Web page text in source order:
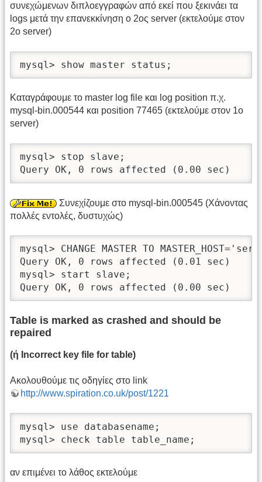
συνεχώμενων διπλοεγγραφών από εκεί που ξεκινάει τα
logs μετά την επανεκκίνηση ο 2ος server (εκτελούμε στον
2ο server)
mysql> show master status;
Καταγράφουμε το master log file και log position π.χ.
mysql-bin.000544 και position 77465 (εκτελούμε στον 1ο
server)
mysql> stop slave;
Query OK, 0 rows affected (0.00 sec)
Συνεχίζουμε στο mysql-bin.000545 (Xάνοντας
πολλές εντολές, δυστυχώς)
mysql> CHANGE MASTER TO
Query OK, 0 rows affected (0.01 sec)
mysql> start slave;
Query OK, 0 rows affected (0.00 sec)
Table is marked as crashed and should be
repaired
(ή Incorrect key file for table)
Ακολουθούμε τις οδηγίες στο link
http://www.spiration.co.uk/post/1221
mysql> use databasename;
mysql> check table table_name;
αν επιμένει το λάθος εκτελούμε